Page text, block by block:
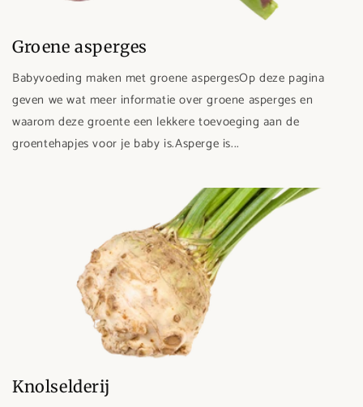
Groene asperges
Babyvoeding maken met groene aspergesOp deze pagina
geven we wat meer informatie over groene asperges en
waarom deze groente een lekkere toevoeging aan de
groentehapjes voor je baby is.Asperge is...
Knolselderij